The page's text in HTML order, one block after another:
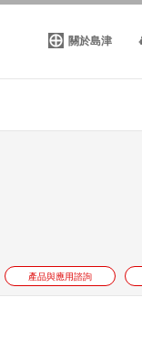
關於島津
產品與應用諮詢